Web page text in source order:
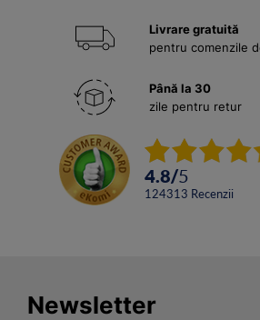
Livrare gratuită
pentru comenzile
Până la 30
zile pentru retur
4.8/5
124313 Recenzii
Newsletter